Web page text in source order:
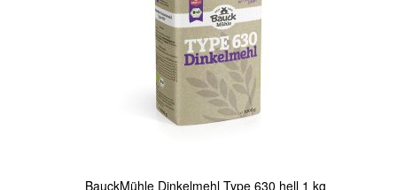
BauckMühle Dinkelmehl Type 630 hell 1 kg